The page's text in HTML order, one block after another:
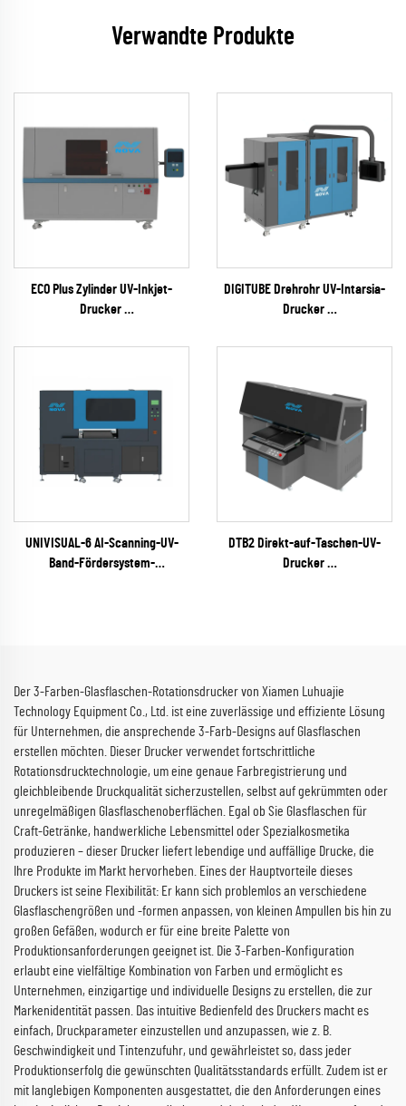
Verwandte Produkte
ECO Plus Zylinder UV-Inkjet-
Drucker
DIGITUBE Drehrohr UV-Intarsia-
Drucker
UNIVISUAL-6 AI-Scanning-UV-
Band-Fördersystem-
DTB2 Direkt-auf-Taschen-UV-
Drucker
Der 3-Farben-Glasflaschen-Rotationsdrucker von Xiamen Luhuajie
Technology Equipment Co., Ltd. ist eine zuverlässige und effiziente Lösung
für Unternehmen, die ansprechende 3-Farb-Designs auf Glasflaschen
erstellen möchten. Dieser Drucker verwendet fortschrittliche
Rotationsdrucktechnologie, um eine genaue Farbregistrierung und
gleichbleibende Druckqualität sicherzustellen, selbst auf gekrümmten oder
unregelmäßigen Glasflaschenoberflächen. Egal ob Sie Glasflaschen für
Craft-Getränke, handwerkliche Lebensmittel oder Spezialkosmetika
produzieren – dieser Drucker liefert lebendige und auffällige Drucke, die
Ihre Produkte im Markt hervorheben. Eines der Hauptvorteile dieses
Druckers ist seine Flexibilität: Er kann sich problemlos an verschiedene
Glasflaschengrößen und -formen anpassen, von kleinen Ampullen bis hin zu
großen Gefäßen, wodurch er für eine breite Palette von
Produktionsanforderungen geeignet ist. Die 3-Farben-Konfiguration
erlaubt eine vielfältige Kombination von Farben und ermöglicht es
Unternehmen, einzigartige und individuelle Designs zu erstellen, die zur
Markenidentität passen. Das intuitive Bedienfeld des Druckers macht es
einfach, Druckparameter einzustellen und anzupassen, wie z. B.
Geschwindigkeit und Tintenzufuhr, und gewährleistet so, dass jeder
Produktionserfolg die gewünschten Qualitätsstandards erfüllt. Zudem ist er
mit langlebigen Komponenten ausgestattet, die den Anforderungen eines